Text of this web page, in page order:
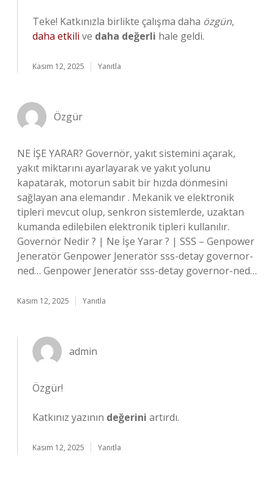
Teke! Katkınızla birlikte çalışma daha özgün,
daha etkili ve daha değerli hale geldi.
Kasım 12, 2025 Yanıtla
Özgür
NE İŞE YARAR? Governör, yakıt sistemini açarak,
yakıt miktarını ayarlayarak ve yakıt yolunu
kapatarak, motorun sabit bir hızda dönmesini
sağlayan ana elemandır . Mekanik ve elektronik
tipleri mevcut olup, senkron sistemlerde, uzaktan
kumanda edilebilen elektronik tipleri kullanılır.
Governör Nedir ? | Ne İşe Yarar ? | SSS – Genpower
Jeneratör Genpower Jeneratör sss-detay governor-
ned… Genpower Jeneratör sss-detay governor-ned…
Kasım 12, 2025 Yanıtla
admin
Özgür!
Katkınız yazının değerini artırdı.
Kasım 12, 2025 Yanıtla